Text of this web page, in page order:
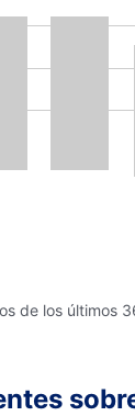
de los últimos